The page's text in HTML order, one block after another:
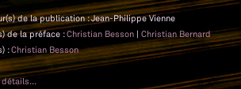
de la publication : Jean-Philippe Vienne
de la préface :Christian Besson | Christian Bernard
:Christian Besson